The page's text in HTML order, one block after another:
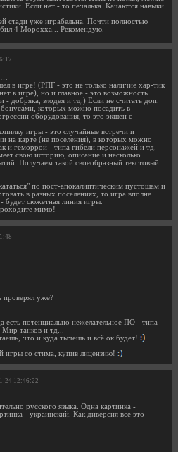
Если нет - то печалька. Качаются навыки
стади уже играбельна. Почти полностью
4 Морохха... Рекомендую.
в игре! (РПГ - это не только наличие хар-тик
в игре), но и главное - это возможность
- добряка, злодея и тд.) Если не считать доп.
которых можно посадить в
оборудования, то это экшен с
игры - это случайные встречи и
на карте (не поселения), в которых можно
и геморрой - типа гибели персонажей и тд.
свою историю, описание и несколько
Получаем такой своеобразный текстовый
по пост-апокалиптическим пустошам и
в разных поселениях, то игра вполне
будет сюжетная линия игры.
мимо!
проверял уже?
есть потенциально нежелательное ПО - типа
танков и тд...
что и куда тычешь и всё ок будет!
игры со стима, купив лицензию!
24 12:46:22
русского языка. Одна картинка -
- украинский. Как диверсия всё это